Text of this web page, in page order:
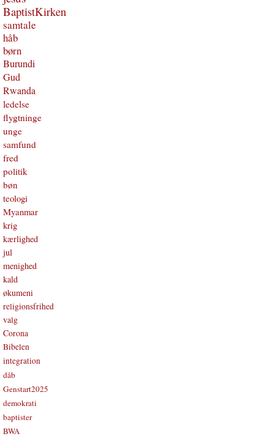
BaptistKirken
samtale
håb
børn
Burundi
Gud
Rwanda
ledelse
flygtninge
unge
samfund
fred
politik
bøn
teologi
Myanmar
krig
kærlighed
jul
menighed
kald
økumeni
religionsfrihed
valg
Corona
Bibelen
integration
dåb
Genstart2025
demokrati
baptister
BWA